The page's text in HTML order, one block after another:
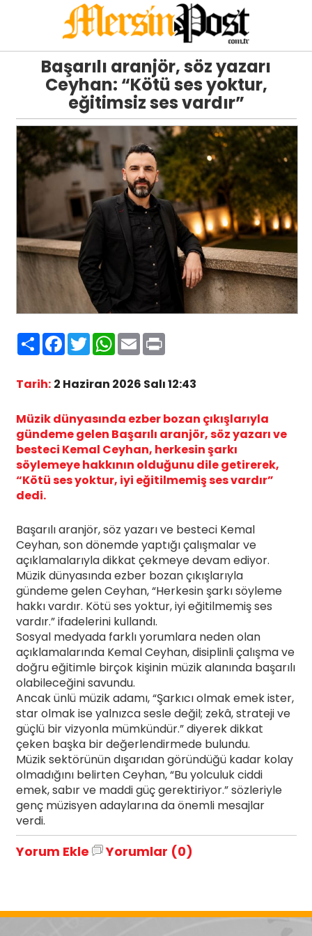
Başarılı aranjör, söz yazarı
Ceyhan: “Kötü ses yoktur,
eğitimsiz ses vardır”
PaylaşFacebook
TwitterWhatsApp
EmailPrint
Tarih: 2 Haziran 2026 Salı 12:43
Müzik dünyasında ezber bozan çıkışlarıyla
gündeme gelen Başarılı aranjör, söz yazarı ve
besteci Kemal Ceyhan, herkesin şarkı
söylemeye hakkının olduğunu dile getirerek,
“Kötü ses yoktur, iyi eğitilmemiş ses vardır”
dedi.
Başarılı aranjör, söz yazarı ve besteci Kemal
Ceyhan, son dönemde yaptığı çalışmalar ve
açıklamalarıyla dikkat çekmeye devam ediyor.
Müzik dünyasında ezber bozan çıkışlarıyla
gündeme gelen Ceyhan, “Herkesin şarkı söyleme
hakkı vardır. Kötü ses yoktur, iyi eğitilmemiş ses
vardır.” ifadelerini kullandı.
Sosyal medyada farklı yorumlara neden olan
açıklamalarında Kemal Ceyhan, disiplinli çalışma ve
doğru eğitimle birçok kişinin müzik alanında başarılı
olabileceğini savundu.
Ancak ünlü müzik adamı, “Şarkıcı olmak emek ister,
star olmak ise yalnızca sesle değil; zekâ, strateji ve
güçlü bir vizyonla mümkündür.” diyerek dikkat
çeken başka bir değerlendirmede bulundu.
Müzik sektörünün dışarıdan göründüğü kadar kolay
olmadığını belirten Ceyhan, “Bu yolculuk ciddi
emek, sabır ve maddi güç gerektiriyor.” sözleriyle
genç müzisyen adaylarına da önemli mesajlar
verdi.
Yorum Ekle Yorumlar (0)